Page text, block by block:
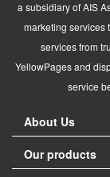
a subsidiary of AIS
marketing services
services from
YellowPages and
service
About Us
Our products